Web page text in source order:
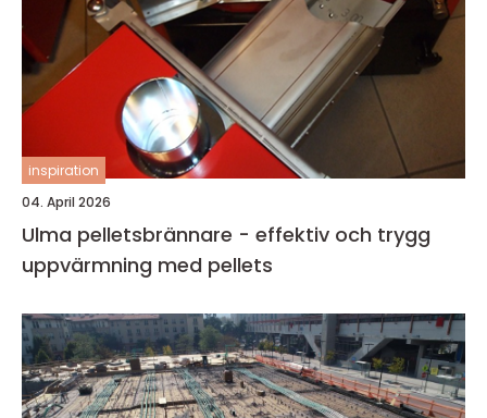
inspiration
04. April 2026
Ulma pelletsbrännare - effektiv och trygg
uppvärmning med pellets